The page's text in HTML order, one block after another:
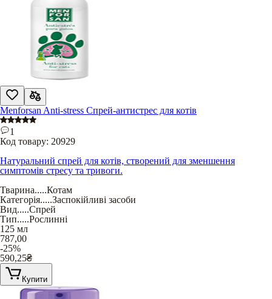
Menforsan Anti-stress Спрей-антистрес для котів
1
Код товару: 20929
Натуральний спрей для котів, створений для зменшення
симптомів стресу та тривоги.
Тварина.....Котам
Категорія.....Заспокійливі засоби
Вид.....Спрей
Тип.....Рослинні
125 мл
787,00
-25%
590,25₴
Купити